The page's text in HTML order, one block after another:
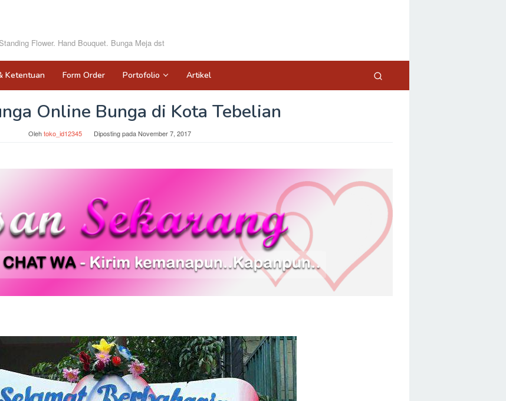
Flower. Hand Bouquet. Bunga Meja dst
Ketentuan Form Order Portofolio Artikel
Online Bunga di Kota Tebelian
Olehtoko_id12345 Diposting padaNovember 7, 2017